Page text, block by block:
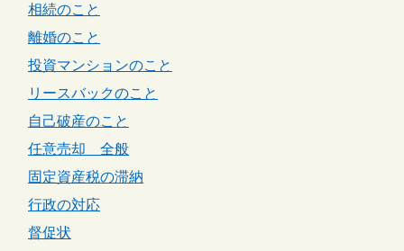
相続のこと
離婚のこと
投資マンションのこと
リースバックのこと
自己破産のこと
任意売却 全般
固定資産税の滞納
行政の対応
督促状